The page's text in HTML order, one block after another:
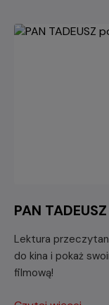
PAN
Lektura
do kina i pokaż
filmową!